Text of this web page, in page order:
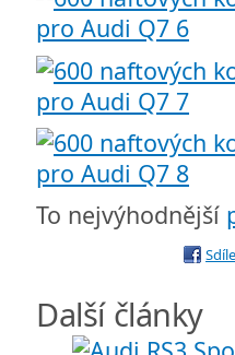
To nejvýhodnější
Další články